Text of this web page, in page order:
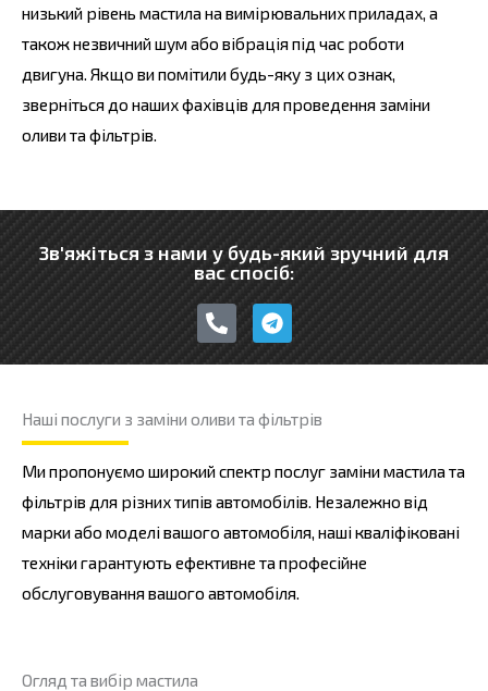
низький рівень мастила на вимірювальних приладах, а
також незвичний шум або вібрація під час роботи
двигуна. Якщо ви помітили будь-яку з цих ознак,
зверніться до наших фахівців для проведення заміни
оливи та фільтрів.
Зв'яжіться з нами у будь-який зручний для
вас спосіб:
P
o
n
a
t
e
l
a
Наші послуги з заміни оливи та фільтрів
Ми пропонуємо широкий спектр послуг заміни мастила та
фільтрів для різних типів автомобілів. Незалежно від
марки або моделі вашого автомобіля, наші кваліфіковані
техніки гарантують ефективне та професійне
обслуговування вашого автомобіля.
Огляд та вибір мастила